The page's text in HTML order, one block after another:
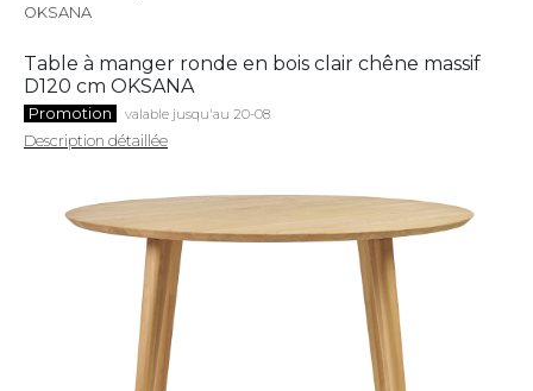
OKSANA
Table à manger ronde en bois clair chêne massif
D120 cm OKSANA
Promotion valable jusqu'au 20-08
Description détaillée